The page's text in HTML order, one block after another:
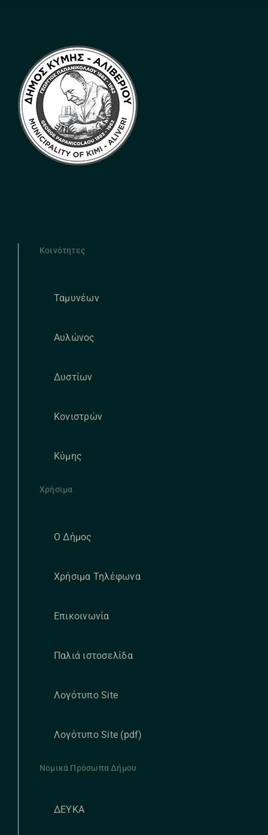
Κοινότητες
Ταμυνέων
Αυλώνος
Δυστίων
Κονιστρών
Κύμης
Χρήσιμα
Ο Δήμος
Χρήσιμα Τηλέφωνα
Επικοινωνία
Παλιά ιστοσελίδα
Λογότυπο Site
Λογότυπο Site (pdf)
Νομικά Πρόσωπα Δήμου
ΔΕΥΚΑ